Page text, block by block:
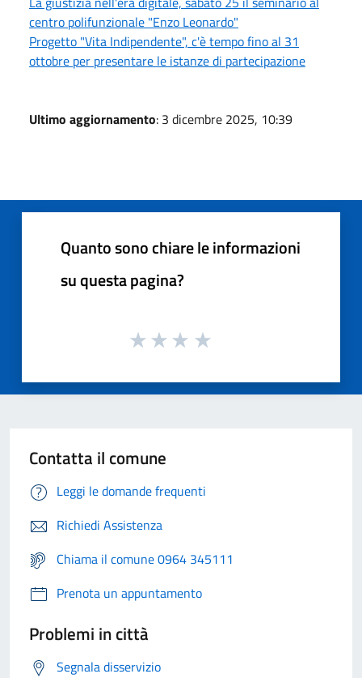
centro polifunzionale "Enzo Leonardo"
Progetto "Vita Indipendente", c'è tempo fino al 31
ottobre per presentare le istanze di partecipazione
Ultimo aggiornamento: 3 dicembre 2025, 10:39
Quanto sono chiare le informazioni
su questa pagina?
Contatta il comune
Leggi le domande frequenti
Richiedi Assistenza
Chiama il comune 0964 345111
Prenota un appuntamento
Problemi in città
Segnala disservizio